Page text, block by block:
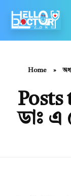
Home »
Posts
ডাঃ এ